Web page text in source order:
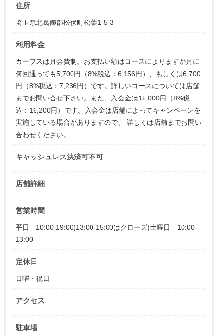
住所
埼玉県北葛飾郡松伏町松葉1-5-3
利用料金
カーブスは月会費制。お支払い額はコースによりますが月に
何回通っても5,700円（8%税込：6,156円）、もしくは6,700
円（8%税込：7,236円）です。詳しいコースについては店舗
までお問い合せ下さい。また、入会金は15,000円（8%税
込：16,200円）です。入会金は店舗によってキャンペーンを
実施している場合がありますので、 詳しくは店舗までお問い
合わせください。
キャッシュレス決済可不可
店舗詳細
営業時間
平日 10:00-19:00(13:00-15:00はクローズ)土曜日 10:00-
13:00
定休日
日曜・祝日
アクセス
駐車場